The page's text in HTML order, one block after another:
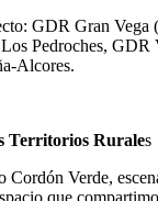
GDR Gran Vega
Pedroches, GDR
Alcores.
Territorios Rurales
Cordón Verde,